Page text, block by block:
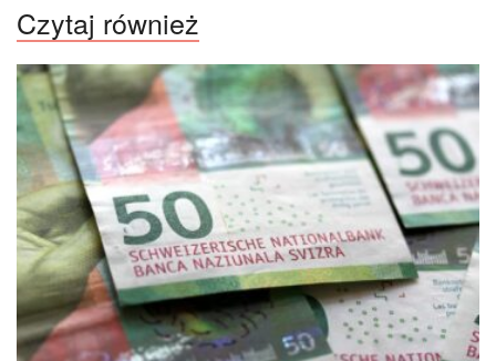
Czytaj również